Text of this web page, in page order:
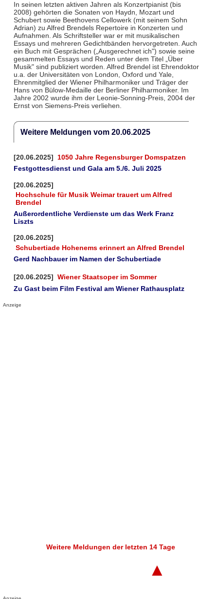
In seinen letzten aktiven Jahren als Konzertpianist (bis
2008) gehörten die Sonaten von Haydn, Mozart und
Schubert sowie Beethovens Cellowerk (mit seinem Sohn
Adrian) zu Alfred Brendels Repertoire in Konzerten und
Aufnahmen. Als Schriftsteller war er mit musikalischen
Essays und mehreren Gedichtbänden hervorgetreten. Auch
ein Buch mit Gesprächen („Ausgerechnet ich") sowie seine
gesammelten Essays und Reden unter dem Titel „Über
Musik" sind publiziert worden. Alfred Brendel ist Ehrendoktor
u.a. der Universitäten von London, Oxford und Yale,
Ehrenmitglied der Wiener Philharmoniker und Träger der
Hans von Bülow-Medaille der Berliner Philharmoniker. Im
Jahre 2002 wurde ihm der Leonie-Sonning-Preis, 2004 der
Ernst von Siemens-Preis verliehen.
Weitere Meldungen vom 20.06.2025
[20.06.2025]
1050 Jahre Regensburger Domspatzen
Festgottesdienst und Gala am 5./6. Juli 2025
[20.06.2025]
Hochschule für Musik Weimar trauert um Alfred
Brendel
Außerordentliche Verdienste um das Werk Franz
Liszts
[20.06.2025]
Schubertiade Hohenems erinnert an Alfred Brendel
Gerd Nachbauer im Namen der Schubertiade
[20.06.2025] Wiener Staatsoper im Sommer
Zu Gast beim Film Festival am Wiener Rathausplatz
Anzeige
Weitere Meldungen der letzten 14 Tage
▲